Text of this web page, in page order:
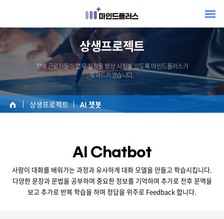
상생프로젝트
장애 근로자들이 업무 실적을 향상 시킬수 있도록 마인드플러스가
도와드리겠습니다.
상생프로젝트 AI 챗봇
AI Chatbot
사람이 대화를 배워가는 과정과 유사하게 대화 모델을 만들고 학습시킵니다.
다양한 문장과 문법을 공부하며 중요한 정보를 기억하며 추가로 전후 문맥을
보고추가로 반복 학습을 하며 정답을 위주로 Feedback 합니다.